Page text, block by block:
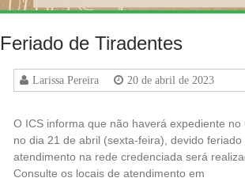
Feriado de Tiradentes
Larissa Pereira 20 de abril de 2023
O ICS informa que não haverá expediente no
no dia 21 de abril (sexta-feira), devido
atendimento na rede credenciada será
Consulte os locais de atendimento em